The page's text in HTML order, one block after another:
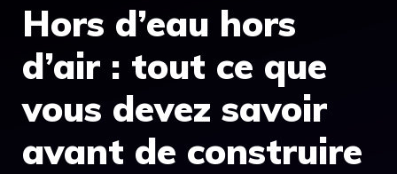
Hors d’eau hors
d’air : tout ce que
vous devez savoir
avant de construire